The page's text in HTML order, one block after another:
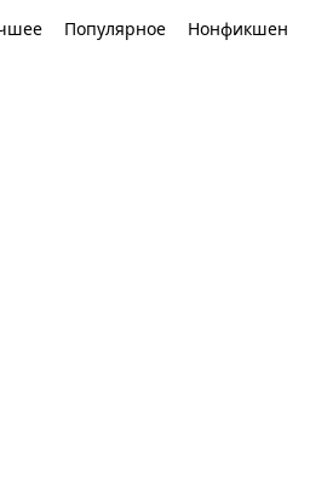
Популярное Нонфикшен